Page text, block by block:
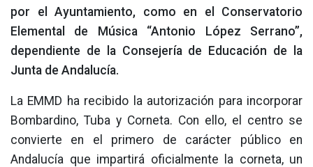
por el Ayuntamiento, como en el Conservatorio
Elemental de Música “Antonio López Serrano”,
dependiente de la Consejería de Educación de la
Junta de Andalucía.
La EMMD ha recibido la autorización para incorporar
Bombardino, Tuba y Corneta. Con ello, el centro se
convierte en el primero de carácter público en
Andalucía que impartirá oficialmente la corneta, un